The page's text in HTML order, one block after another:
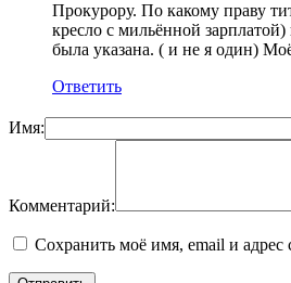
Прокурору. По какому праву
кресло с мильённой
была указана. ( и не я один)
Ответить
Имя:
Комментарий:
Сохранить моё имя, email и адрес